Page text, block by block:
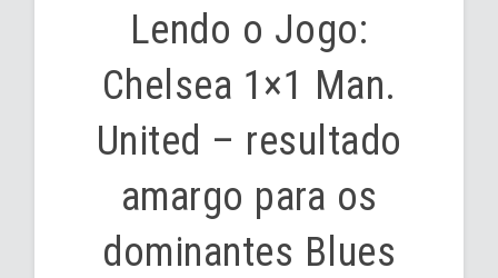
Lendo o Jogo:
Chelsea 1×1 Man.
United – resultado
amargo para os
dominantes Blues